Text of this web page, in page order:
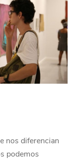
nos diferencian
podemos